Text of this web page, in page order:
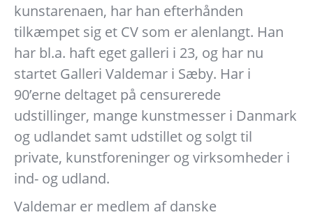
kunstarenaen, har han efterhånden
tilkæmpet sig et CV som er alenlangt. Han
har bl.a. haft eget galleri i 23, og har nu
startet Galleri Valdemar i Sæby. Har i
90’erne deltaget på censurerede
udstillinger, mange kunstmesser i Danmark
og udlandet samt udstillet og solgt til
private, kunstforeninger og virksomheder i
ind- og udland.
Valdemar er medlem af danske